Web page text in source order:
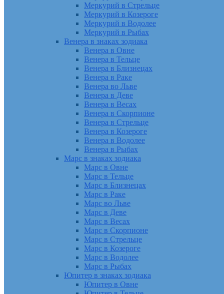
Меркурий в Стрельце
Меркурий в Козероге
Меркурий в Водолее
Меркурий в Рыбах
Венера в знаках зодиака
Венера в Овне
Венера в Тельце
Венера в Близнецах
Венера в Раке
Венера во Льве
Венера в Деве
Венера в Весах
Венера в Скорпионе
Венера в Стрельце
Венера в Козероге
Венера в Водолее
Венера в Рыбах
Марс в знаках зодиака
Марс в Овне
Марс в Тельце
Марс в Близнецах
Марс в Раке
Марс во Льве
Марс в Деве
Марс в Весах
Марс в Скорпионе
Марс в Стрельце
Марс в Козероге
Марс в Водолее
Марс в Рыбах
Юпитер в знаках зодиака
Юпитер в Овне